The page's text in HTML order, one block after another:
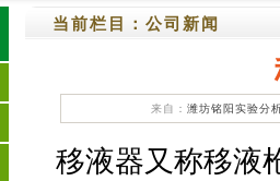
当前栏目： 公司新闻
来自： 潍坊铭阳实验分
移液器又称移液